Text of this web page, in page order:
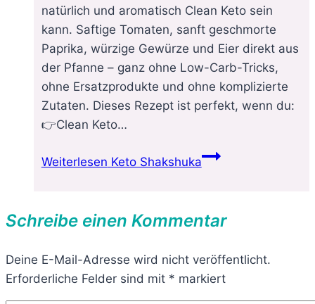
natürlich und aromatisch Clean Keto sein
kann. Saftige Tomaten, sanft geschmorte
Paprika, würzige Gewürze und Eier direkt aus
der Pfanne – ganz ohne Low-Carb-Tricks,
ohne Ersatzprodukte und ohne komplizierte
Zutaten. Dieses Rezept ist perfekt, wenn du:
👉Clean Keto…
Weiterlesen Keto Shakshuka
Schreibe einen Kommentar
Deine E-Mail-Adresse wird nicht veröffentlicht.
Erforderliche Felder sind mit * markiert